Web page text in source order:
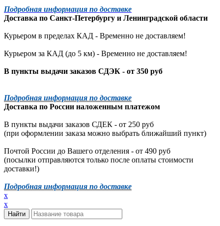
Подробная информация по доставке
Доставка по Санкт-Петербургу и Ленинградской области
Курьером в пределах КАД - Временно не доставляем!
Курьером за КАД (до 5 км) - Временно не доставляем!
В пункты выдачи заказов СДЭК - от 350 руб
Подробная информация по доставке
Доставка по России наложенным платежом
В пункты выдачи заказов СДЕК - от 250 руб
(при оформлении заказа можно выбрать ближайший пункт)
Почтой России до Вашего отделения - от 490 руб
(посылки отправляются только после оплаты стоимости
доставки!)
Подробная информация по доставке
x
x